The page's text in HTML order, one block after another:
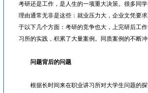
考研还是工作，是人生的一项重大决策。很多同
理由通常无非是这些：就业压力大，企业文凭要
于以下几个方面：考研的竞争也大，上完研后工
习所的实践，积累了大量案例。同质案例的不断
问题背后的问题
根据长时间来在职业讲习所对大学生问题的探